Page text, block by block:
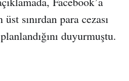
sınırdan para cezası
duyurmuştu.